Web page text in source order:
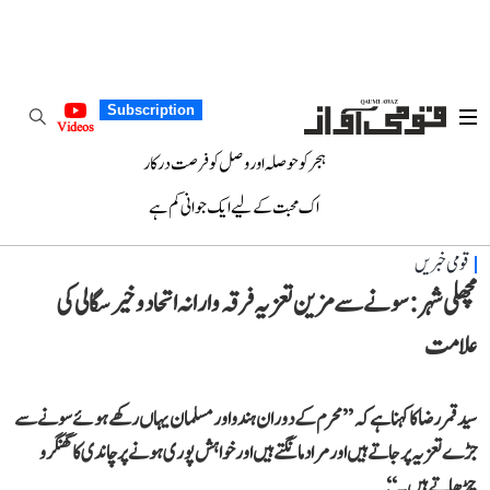
Subscription
Videos
ہجر کو حوصلہ اور وصل کو فرصت درکار
اک محبت کے لیے ایک جوانی کم ہے
قومی خبریں
مچھلی شہر: سونے سے مزین تعزیہ فرقہ وارانہ اتحاد و خیرسگالی کی
علامت
سید قمر رضا کا کہنا ہے کہ ’’محرم کے دوران ہندو اور مسلمان یہاں رکھے ہوئے سونے سے
جڑے تعزیہ پر جاتے ہیں اور مراد مانگتے ہیں اور خواہش پوری ہونے پر چاندی کا گھنگھرو